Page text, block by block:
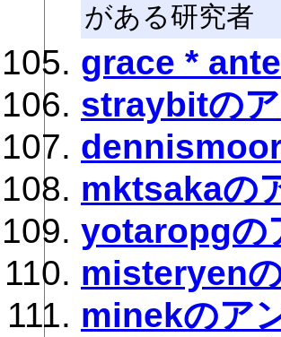
がある研究者
grace *
straybitの
mktsakaの
yotaropgの
misteryen
minekのア